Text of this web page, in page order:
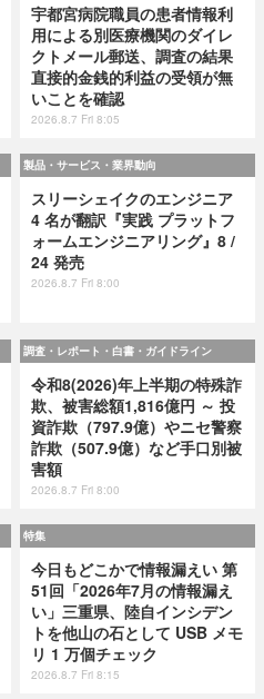
宇都宮病院職員の患者情報利
用による別医療機関のダイレ
クトメール郵送、調査の結果
直接的金銭的利益の受領が無
いことを確認
2026.8.7 Fri 8:05
製品・サービス・業界動向
スリーシェイクのエンジニア
4 名が翻訳『実践 プラットフ
ォームエンジニアリング』8 /
24 発売
2026.8.7 Fri 8:00
調査・レポート・白書・ガイドライン
令和8(2026)年上半期の特殊詐
欺、被害総額1,816億円 ～ 投
資詐欺（797.9億）やニセ警察
詐欺（507.9億）など手口別被
害額
2026.8.7 Fri 8:00
特集
今日もどこかで情報漏えい 第
51回「2026年7月の情報漏え
い」三重県、陸自インシデン
トを他山の石として USB メモ
リ 1 万個チェック
2026.8.7 Fri 8:15